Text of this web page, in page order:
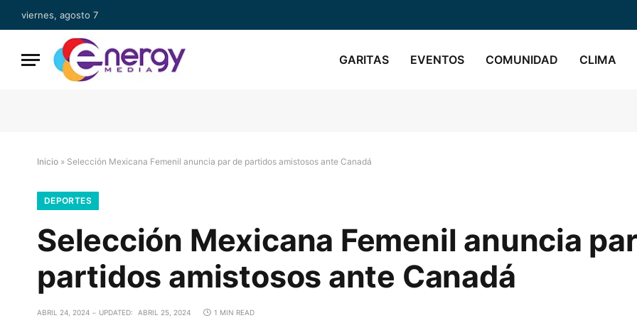
viernes, agosto 7
GARITAS EVENTOS COMUNIDAD CLIMA
Inicio » Selección Mexicana Femenil anuncia par de partidos amistosos ante Canadá
DEPORTES
Selección Mexicana Femenil anuncia
partidos amistosos ante Canadá
ABRIL 24, 2024 UPDATED: ABRIL 25, 2024 1 MIN READ